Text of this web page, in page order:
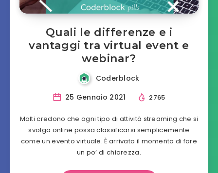
Quali le differenze e i
vantaggi tra virtual event e
webinar?
Coderblock
25 Gennaio 2021
2765
Molti credono che ogni tipo di attività streaming che si
svolga online possa classificarsi semplicemente
come un evento virtuale. È arrivato il momento di fare
un po’ di chiarezza.